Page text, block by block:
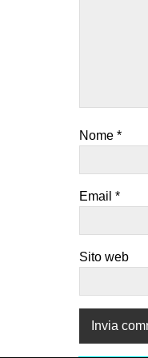
Nome *
Email *
Sito web